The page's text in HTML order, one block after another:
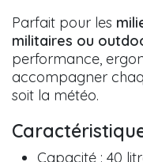
Parfait pour les
militaires ou
performance,
accompagner
soit la météo.
Capacité : 40